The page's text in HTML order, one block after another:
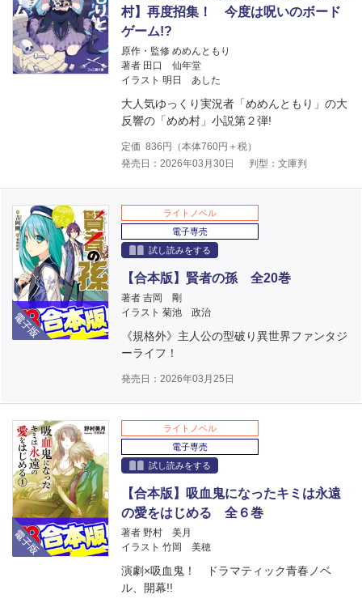
村】再度招集！ 今度は呪いのボード
ゲーム!?
原作・監修 めめんともり
著者 田口 仙年堂
イラスト 明日 あした
大人気ゆっくり実況者「めめんともり」の大
反響の「めめ村」小説第２弾!
定価 836 円（本体760円＋税）
発売日：2026年03月30日
判型：文庫判
電子版
ライトノベル
電子専売
試し読みをする
【合本版】賢者の孫 全20巻
著者 吉岡 剛
イラスト 菊池 政治
《規格外》主人公の型破り異世界ファンタジ
ーライフ！
発売日：2026年03月25日
電子版
ライトノベル
電子専売
試し読みをする
【合本版】吸血鬼になったキミは永遠
の愛をはじめる 全６巻
著者 野村 美月
イラスト 竹岡 美穂
演劇×吸血鬼！ ドラマティック青春ノベ
ル、開幕!!